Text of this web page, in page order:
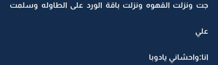
جت ونزلت القهوه ونزلت باقة الورد على الطاوله وسلمت
علي
انا:واحشاني يادوبا